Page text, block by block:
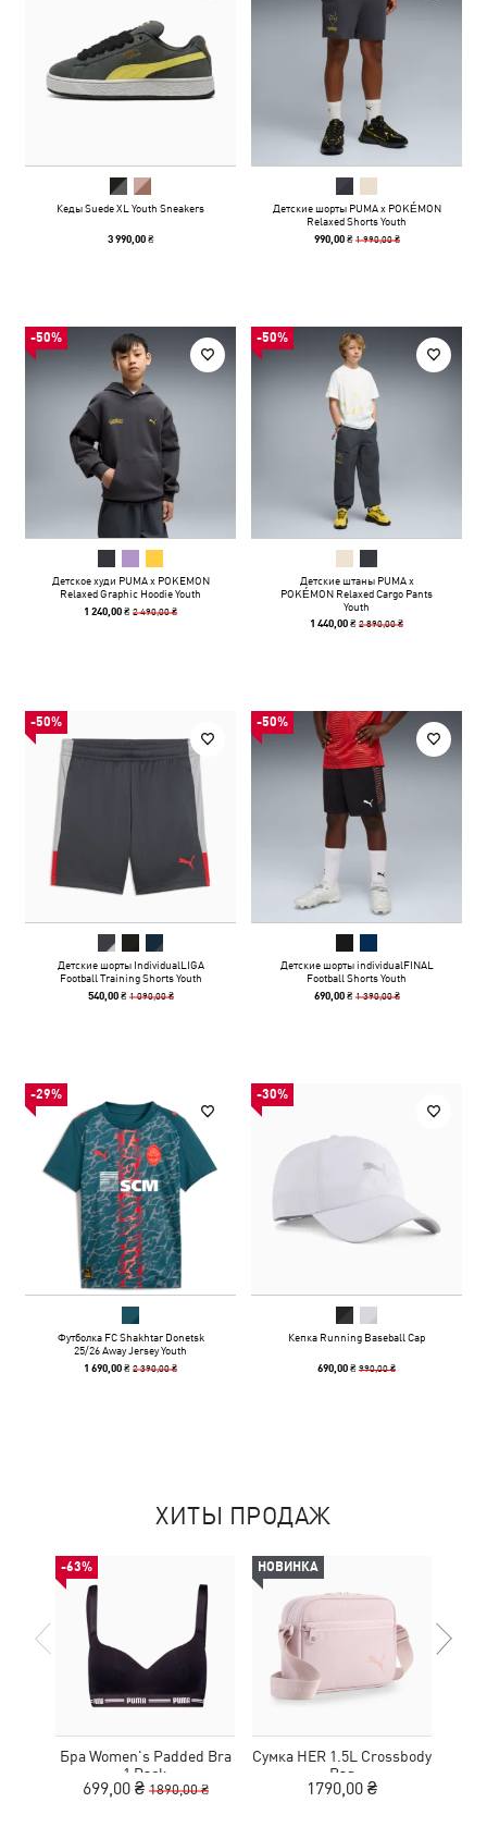
Кеды Suede XL Youth Sneakers
3 990,00 ₴
Детские шорты PUMA x POKÉMON
Relaxed Shorts Youth
990,00 ₴ 1 990,00 ₴
-50%
Детское худи PUMA x POKEMON
Relaxed Graphic Hoodie Youth
1 240,00 ₴2 490,00 ₴
-50%
Детские штаны PUMA x
POKÉMON Relaxed Cargo Pants
Youth
1 440,00 ₴2 890,00 ₴
-50%
Детские шорты IndividualLIGA
Football Training Shorts Youth
540,00 ₴ 1 090,00 ₴
-50%
Детские шорты individualFINAL
Football Shorts Youth
690,00 ₴ 1 390,00 ₴
-29%
Футболка FC Shakhtar Donetsk
25/26 Away Jersey Youth
1 690,00 ₴2 390,00 ₴
-30%
Кепка Running Baseball Cap
690,00 ₴990,00 ₴
ХИТЫ ПРОДАЖ
-63%
Бра Women's Padded Bra
1 Pack
699,00 ₴ 1890,00 ₴
НОВИНКА
Сумка HER 1.5L Crossbody
Bag
1790,00 ₴